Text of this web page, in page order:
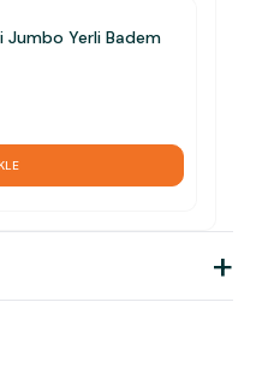
Jumbo Yerli Badem
+